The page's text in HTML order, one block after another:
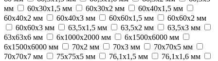
мм
60х30х1,5 мм 60х30х2 мм
60х40х1,5 мм
60х40х2 мм
60х40х3 мм 60х60х1,5 мм
60х60х2 мм
60х60х3 мм
63,5х1,5 мм 63,5х2 мм
63,5х3 мм
63х63х6 мм
6х1000х2000 мм
6х1500х6000 мм
6х1500х6000 мм
70х2 мм 70х3 мм
70х70х5 мм
70х70х7 мм
75х75х5 мм 76,1х1,5 мм
76,1х1,6 мм